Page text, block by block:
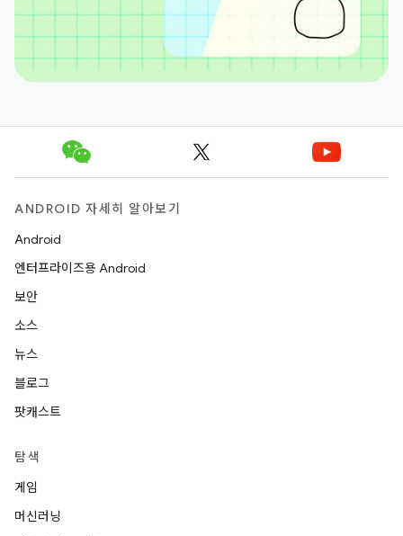
ANDROID 자세히 알아보기
Android
엔터프라이즈용 Android
보안
소스
뉴스
블로그
팟캐스트
탐색
게임
머신러닝